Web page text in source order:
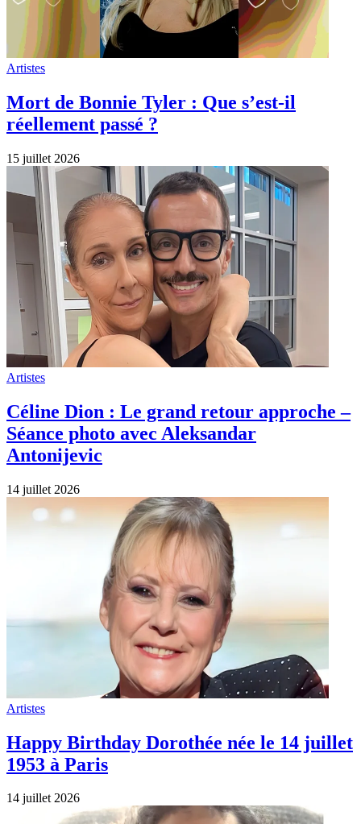
Artistes
Mort de Bonnie Tyler : Que s’est-il
réellement passé ?
15 juillet 2026
Artistes
Céline Dion : Le grand retour approche –
Séance photo avec Aleksandar
Antonijevic
14 juillet 2026
Artistes
Happy Birthday Dorothée née le 14 juillet
1953 à Paris
14 juillet 2026